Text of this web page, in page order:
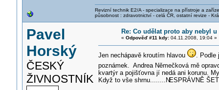
Revizní technik E2/A - specializace na přístroje a
působnost : zdravotnictví - celá ČR, ostatní revize -
Pavel
Horský
ČESKÝ
ŽIVNOSTNÍK
Re: Co udělat proto aby nebyl
« Odpověď #11 kdy:04.11.2008, 19:04 »
Jen nechápavě kroutím hlavou
. Podle
poznámek. Andrea Němečková mě
kvartýr a pojišťovna jí nedá ani korunu.
Když to vše shrnu........NESPRÁVNĚ